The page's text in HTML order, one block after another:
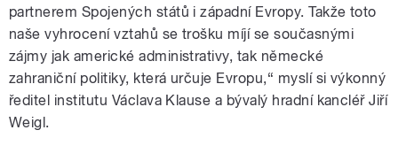
partnerem Spojených států i západní Evropy. Takže toto
naše vyhrocení vztahů se trošku míjí se současnými
zájmy jak americké administrativy, tak německé
zahraniční politiky, která určuje Evropu,“ myslí si výkonný
ředitel institutu Václava Klause a bývalý hradní kancléř Jiří
Weigl.